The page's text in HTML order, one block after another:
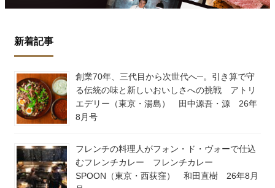
新着記事
創業70年、三代目から次世代へ─。引き算で守
る伝統の味と新しいおいしさへの挑戦 アトリ
エデリー（東京・湯島） 田中源吾・源 26年
8月号
フレンチの料理人がフォン・ド・ヴォーで仕込
むフレンチカレー フレンチカレー
SPOON（東京・西荻窪） 和田直樹 26年8月